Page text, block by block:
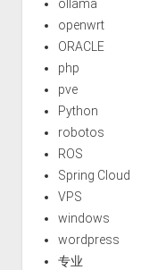
ollama
openwrt
ORACLE
php
pve
Python
robotos
ROS
Spring Cloud
VPS
windows
wordpress
专业